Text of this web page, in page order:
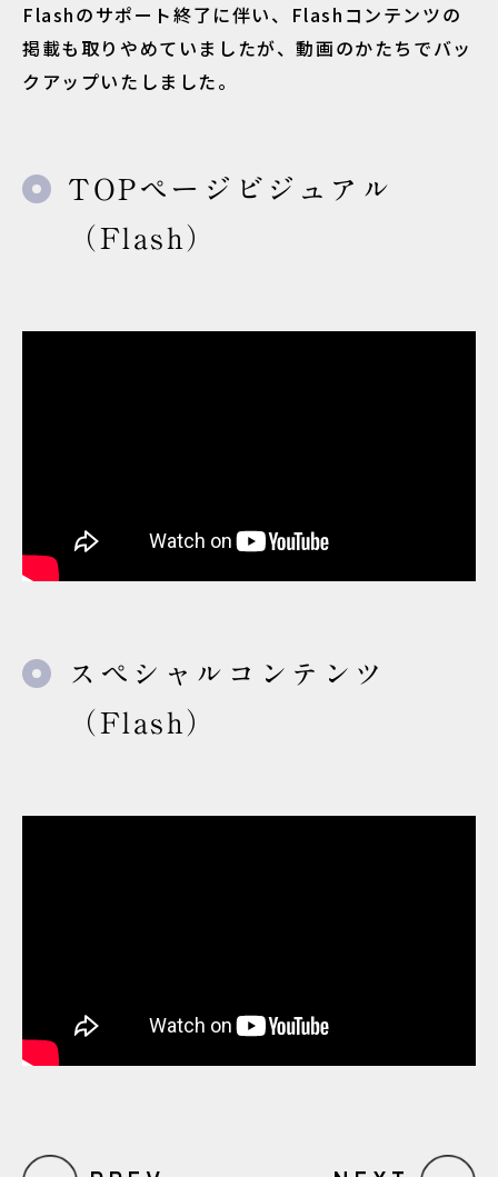
Flashのサポート終了に伴い、Flashコンテンツの
掲載も取りやめていましたが、動画のかたちでバッ
クアップいたしました。
TOPページビジュアル
（Flash）
スペシャルコンテンツ
（Flash）